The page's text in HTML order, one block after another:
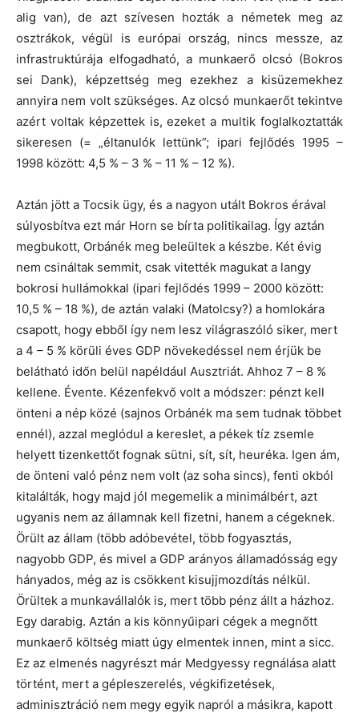
alig van), de azt szívesen hozták a németek meg az
osztrákok, végül is európai ország, nincs messze, az
infrastruktúrája elfogadható, a munkaerő olcsó (Bokros
sei Dank), képzettség meg ezekhez a kisüzemekhez
annyira nem volt szükséges. Az olcsó munkaerőt tekintve
azért voltak képzettek is, ezeket a multik foglalkoztatták
sikeresen (= „éltanulók lettünk”; ipari fejlődés 1995 –
1998 között: 4,5 % – 3 % – 11 % – 12 %).
Aztán jött a Tocsik ügy, és a nagyon utált Bokros érával
súlyosbítva ezt már Horn se bírta politikailag. Így aztán
megbukott, Orbánék meg beleültek a készbe. Két évig
nem csináltak semmit, csak vitették magukat a langy
bokrosi hullámokkal (ipari fejlődés 1999 – 2000 között:
10,5 % – 18 %), de aztán valaki (Matolcsy?) a homlokára
csapott, hogy ebből így nem lesz világraszóló siker, mert
a 4 – 5 % körüli éves GDP növekedéssel nem érjük be
belátható időn belül napéldául Ausztriát. Ahhoz 7 – 8 %
kellene. Évente. Kézenfekvő volt a módszer: pénzt kell
önteni a nép közé (sajnos Orbánék ma sem tudnak többet
ennél), azzal meglódul a kereslet, a pékek tíz zsemle
helyett tizenkettőt fognak sütni, sít, sít, heuréka. Igen ám,
de önteni való pénz nem volt (az soha sincs), fenti okból
kitalálták, hogy majd jól megemelik a minimálbért, azt
ugyanis nem az államnak kell fizetni, hanem a cégeknek.
Örült az állam (több adóbevétel, több fogyasztás,
nagyobb GDP, és mivel a GDP arányos államadósság egy
hányados, még az is csökkent kisujjmozdítás nélkül.
Örültek a munkavállalók is, mert több pénz állt a házhoz.
Egy darabig. Aztán a kis könnyűipari cégek a megnőtt
munkaerő költség miatt úgy elmentek innen, mint a sicc.
Ez az elmenés nagyrészt már Medgyessy regnálása alatt
történt, mert a gépleszerelés, végkifizetések,
adminisztráció nem megy egyik napról a másikra, kapott